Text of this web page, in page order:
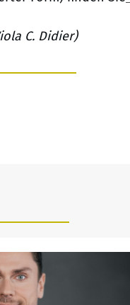
C. Didier)